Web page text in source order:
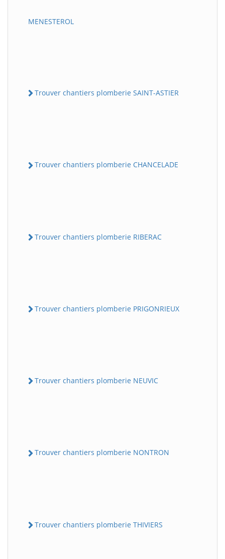
MENESTEROL
Trouver chantiers plomberie SAINT-ASTIER
Trouver chantiers plomberie CHANCELADE
Trouver chantiers plomberie RIBERAC
Trouver chantiers plomberie PRIGONRIEUX
Trouver chantiers plomberie NEUVIC
Trouver chantiers plomberie NONTRON
Trouver chantiers plomberie THIVIERS